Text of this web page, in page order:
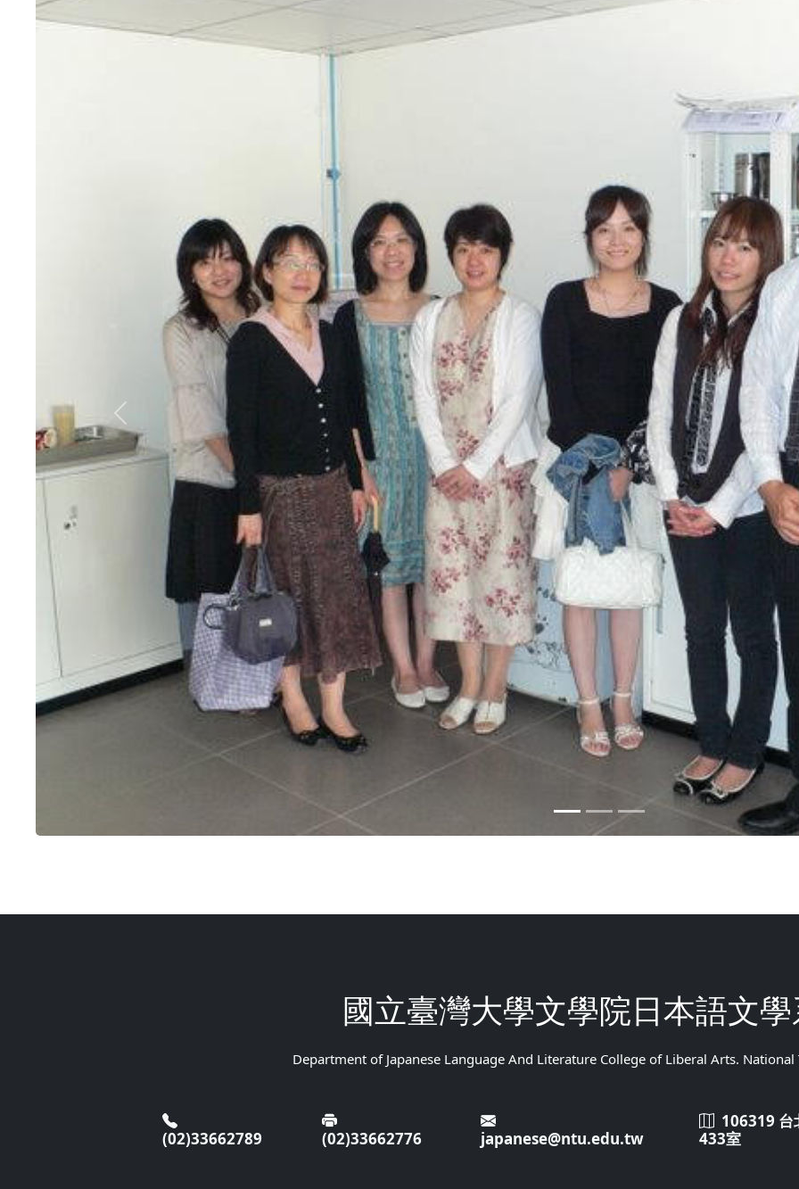
Previous
國立臺灣大學文學院日本語文
Department of Japanese Language And Literature College of Liberal Arts.
(02)33662789 (02)33662776 japanese@ntu.edu.tw
106319 台
433室